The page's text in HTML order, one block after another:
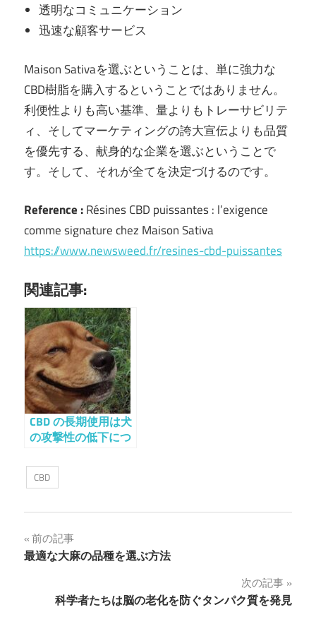
透明なコミュニケーション
迅速な顧客サービス
Maison Sativaを選ぶということは、単に強力な
CBD樹脂を購入するということではありません。
利便性よりも高い基準、量よりもトレーサビリテ
ィ、そしてマーケティングの誇大宣伝よりも品質
を優先する、献身的な企業を選ぶということで
す。そして、それが全てを決定づけるのです。
Reference :Résines CBD puissantes : l’exigence
comme signature chez Maison Sativa
https://www.newsweed.fr/resines-cbd-puissantes
関連記事:
CBD の長期使用は犬
の攻撃性の低下につ
CBD
投
稿
前の記事
最適な大麻の品種を選ぶ方法
次の記事
科学者たちは脳の老化を防ぐタンパク質を発見